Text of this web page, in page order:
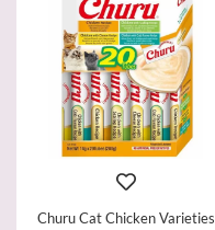
Churu Cat Chicken Varieties